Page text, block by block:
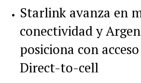
Starlink avanza en
conectividad y
posiciona con
Direct-to-cell